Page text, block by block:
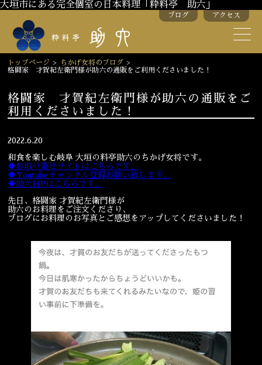
大垣市にある完全個室の日本料理「粋料亭 助六」
ブログ アクセス
トップページ > ちかげ女将のブログ >
格闘家 才賀紀左衛門様が助六の通販をご利用くださいました！
格闘家 才賀紀左衛門様が助六の通販をご
利用くださいました！
2022.6.20
和食を楽しむ岐阜 大垣の料亭助六のちかげ女将です。
♦お取り寄せサイトはこちらです。
♦Youtubeチャンネル登録お願い致します。
♦助六HPはこちらです。
先日、格闘家 才賀紀左衛門様が
助六のお料理をご注文くださり、
ブログにお料理のお写真とご感想をアップしてくださいました！
スタッフ紹介
季節のお料理 お弁当
お飲み物
お部屋のご紹介 会議・舞台のご利用
結婚式・披露宴
ご接待 法要
ウェディング